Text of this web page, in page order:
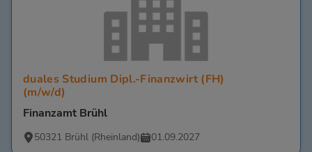
duales Studium Dipl.-Finanzwirt (FH)
(m/w/d)
Finanzamt Brühl
50321 Brühl (Rheinland) 01.09.2027